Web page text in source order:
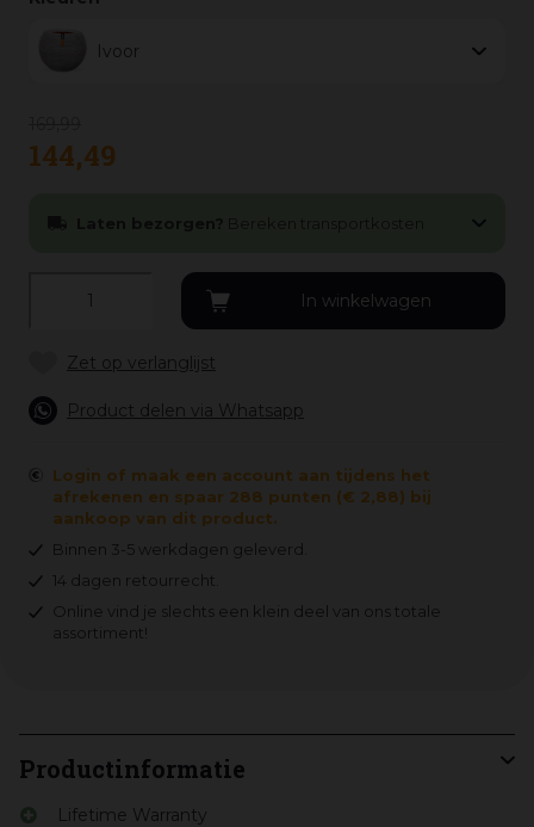
Ivoor
144,49
Product delen via Whatsapp
Login of maak een account aan tijdens het
afrekenen en spaar 288 punten (€ 2,88) bij
aankoop van dit product.
Binnen 3-5 werkdagen geleverd.
14 dagen retourrecht.
Online vind je slechts een klein deel van ons totale
assortiment!
Productinformatie
Lifetime Warranty